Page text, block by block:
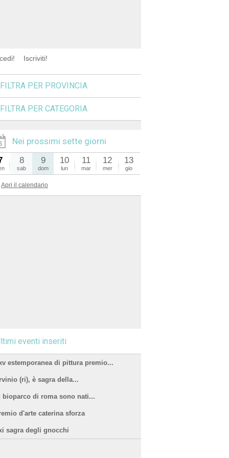
Iscriviti!
FILTRA PER PROVINCIA
FILTRA PER CATEGORIA
Nei prossimi sette giorni
8
sab
9
dom
10
lun
11
mar
12
mer
13
gio
Apri il calendario
eventi inseriti
estemporanea di pittura premio...
(ri), è sagra della...
bioparco di roma sono nati...
d'arte caterina sforza
sagra degli gnocchi